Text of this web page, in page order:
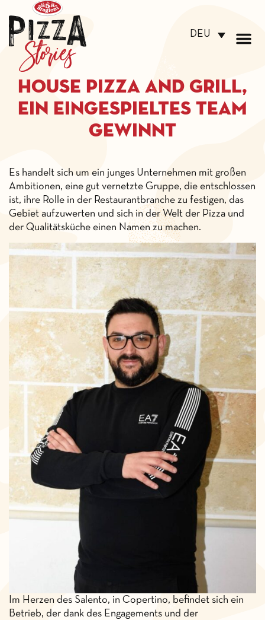
DEU
House Pizza and Grill,
ein eingespieltes Team
gewinnt
Es handelt sich um ein junges Unternehmen mit großen
Ambitionen, eine gut vernetzte Gruppe, die entschlossen
ist, ihre Rolle in der Restaurantbranche zu festigen, das
Gebiet aufzuwerten und sich in der Welt der Pizza und
der Qualitätsküche einen Namen zu machen.
Im Herzen des Salento, in Copertino, befindet sich ein
Betrieb, der dank des Engagements und der